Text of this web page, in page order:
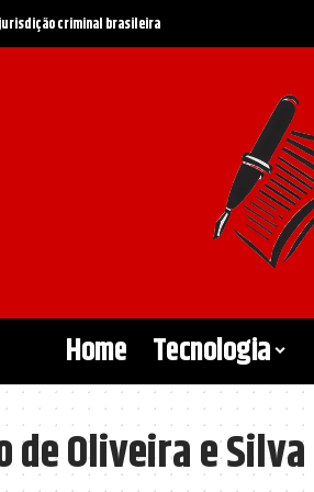
criminal brasileira
Home Tecnologia
de Oliveira e Silva